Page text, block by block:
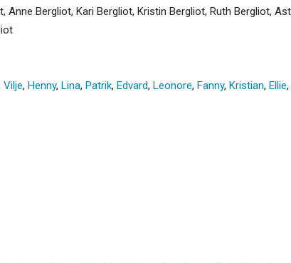
Anne Bergliot, Kari Bergliot, Kristin Bergliot, Ruth Bergliot,
Vilje, Henny, Lina, Patrik, Edvard, Leonore, Fanny, Kristian, Ellie,